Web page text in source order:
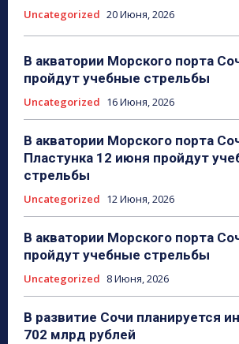
Uncategorized 20 Июня, 2026
В акватории Морского порта
пройдут учебные стрельбы
Uncategorized 16 Июня, 2026
В акватории Морского порта
Пластунка 12 июня пройдут
стрельбы
Uncategorized 12 Июня, 2026
В акватории Морского порта
пройдут учебные стрельбы
Uncategorized 8 Июня, 2026
В развитие Сочи планируется
702 млрд рублей